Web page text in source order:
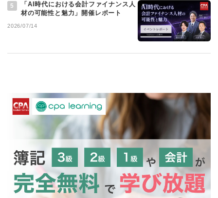
5
「AI時代における会計ファイナンス人
材の可能性と魅力」開催レポート
2026/07/14